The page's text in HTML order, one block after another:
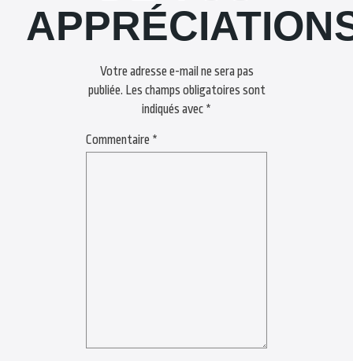
Votre adresse e-mail ne sera pas
publiée. Les champs obligatoires sont
indiqués avec *
Commentaire *